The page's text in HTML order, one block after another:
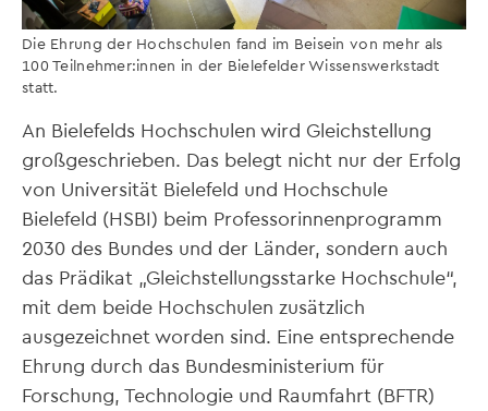
Die Ehrung der Hochschulen fand im Beisein von mehr als
100 Teilnehmer:innen in der Bielefelder Wissenswerkstadt
statt.
An Bielefelds Hochschulen wird Gleichstellung
großgeschrieben. Das belegt nicht nur der Erfolg
von Universität Bielefeld und Hochschule
Bielefeld (HSBI) beim Professorinnenprogramm
2030 des Bundes und der Länder, sondern auch
das Prädikat „Gleichstellungsstarke Hochschule“,
mit dem beide Hochschulen zusätzlich
ausgezeichnet worden sind. Eine entsprechende
Ehrung durch das Bundesministerium für
Forschung, Technologie und Raumfahrt (BFTR)